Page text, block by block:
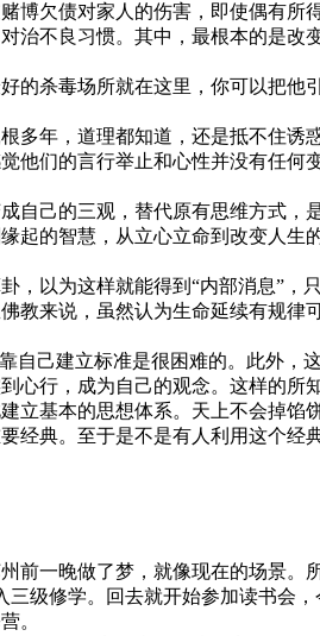
欠债对家人的伤害，即使偶有所
治不良习惯。其中，最根本的是改
杀毒场所就在这里，你可以把他
多年，道理都知道，还是抵不住诱
他们的言行举止和心性并没有任何
自己的三观，替代原有思维方式，
起的智慧，从立心立命到改变人生
以为这样就能得到“内部消息”，
来说，虽然认为生命延续有规律
己建立标准是很困难的。此外，
行，成为自己的观念。这样的所
立基本的思想体系。天上不会掉馅
经典。至于是不是有人利用这个经
前一晚做了梦，就像现在的场景。
级修学。回去就开始参加读书会
。